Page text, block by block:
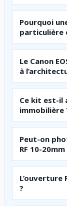
Pourquoi
particulière
Le Canon
à
Ce kit est-il
immobilière
Peut-on
RF 10-20mm
?